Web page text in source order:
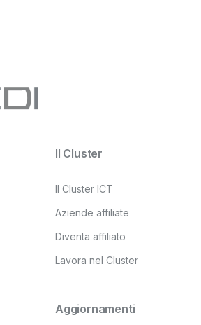
Il Cluster
Il Cluster ICT
Aziende affiliate
Diventa affiliato
Lavora nel Cluster
Aggiornamenti